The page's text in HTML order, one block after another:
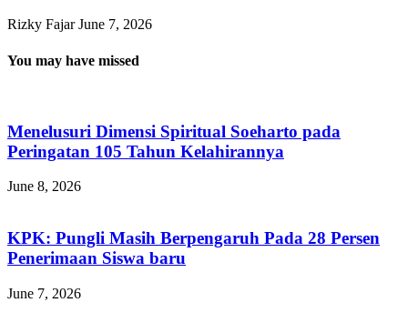
Rizky FajarJune 7, 2026
You may have missed
Menelusuri Dimensi Spiritual Soeharto pada
Peringatan 105 Tahun Kelahirannya
June 8, 2026
KPK: Pungli Masih Berpengaruh Pada 28 Persen
Penerimaan Siswa baru
June 7, 2026